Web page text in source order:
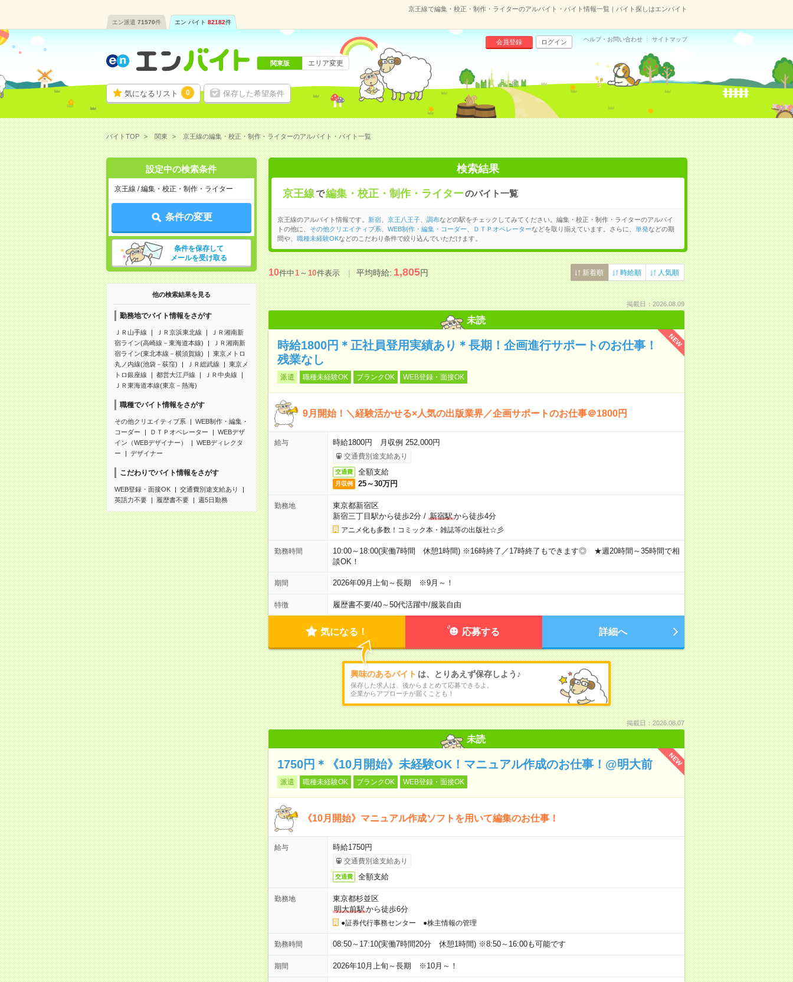
京王線で編集・校正・制作・ライターのアルバイト・バイト情報一覧｜バイト探しはエンバイト
エン派遣 71570件 エン バイト 82182件
気になるリスト 0 保存した希望条件
会員登録 ログイン ヘルプ・お問い合わせ サイトマップ
関東版 エリア変更
バイトTOP 関東 京王線の編集・校正・制作・ライターのアルバイト・バイト一覧
設定中の検索条件
京王線 / 編集・校正・制作・ライター
条件の変更
条件を保存して
メールを受け取る
他の検索結果を見る
勤務地でバイト情報をさがす
ＪＲ山手線 ＪＲ京浜東北線
ＪＲ湘南新
宿ライン(高崎線－東海道本線)
ＪＲ湘南新
宿ライン(東北本線－横須賀線)
東京メトロ
丸ノ内線(池袋－荻窪)
ＪＲ総武線
東京メ
トロ銀座線
都営大江戸線
ＪＲ中央線
ＪＲ東海道本線(東京－熱海)
職種でバイト情報をさがす
その他クリエイティブ系
WEB制作・編集・
コーダー
ＤＴＰオペレーター
WEBデザ
イン（WEBデザイナー）
WEBディレクタ
ー
デザイナー
こだわりでバイト情報をさがす
WEB登録・面接OK
交通費別途支給あり
英語力不要
履歴書不要 週5日勤務
検索結果
京王線で編集・校正・制作・ライターのバイト一覧
京王線のアルバイト情報です。 新宿、 京王八王子、 調布などの駅をチェックしてみてください。編集・校正・制作・ライターのアルバイ
トの他に、
その他クリエイティブ系 WEB制作・編集・コーダー ＤＴＰオペレーターなどを取り揃えています。さらに、 単発などの期
間や、 職種未経験OKなどのこだわり条件で絞り込んでいただけます。
10件中1～10件表示 平均時給:1,805円 新着順 時給順 人気順
掲載日：2026.08.09
未読
NEW
時給1800円＊正社員登用実績あり＊長期！企画進行サポートのお仕事！
残業なし
派遣 職種未経験OK ブランクOK WEB登録・面接OK
9月開始！＼経験活かせる×人気の出版業界／企画サポートのお仕事＠1800円
給与 時給1800円 月収例 252,000円
交通費別途支給あり
交通費 全額支給
月収例 25～30万円
勤務地
東京都新宿区
新宿三丁目駅から徒歩2分/ 新宿駅から徒歩4分
アニメ化も多数！コミック本・雑誌等の出版社☆彡
勤務時間
10:00～18:00(実働7時間 休憩1時間) ※16時終了／17時終了もできます◎ ★週20時間～35時間で相
談OK！
期間 2026年09月上旬～長期 ※9月～！
特徴 履歴書不要/40～50代活躍中/服装自由
気になる！ 応募する 詳細へ
興味のあるバイト は、とりあえず保存しよう♪
保存した求人は、後からまとめて応募できるよ。
企業からアプローチが届くことも！
掲載日：2026.08.07
未読
NEW
1750円＊《10月開始》未経験OK！マニュアル作成のお仕事！@明大前
派遣 職種未経験OK ブランクOK WEB登録・面接OK
《10月開始》マニュアル作成ソフトを用いて編集のお仕事！
給与 時給1750円
交通費別途支給あり
交通費 全額支給
勤務地
東京都杉並区
明大前駅から徒歩6分
●証券代行事務センター ●株主情報の管理
勤務時間 08:50～17:10(実働7時間20分 休憩1時間) ※8:50～16:00も可能です
期間 2026年10月上旬～長期 ※10月～！